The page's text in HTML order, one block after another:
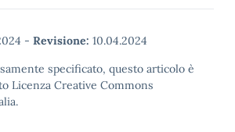
- Revisione: 10.04.2024
specificato, questo articolo è
Licenza Creative Commons